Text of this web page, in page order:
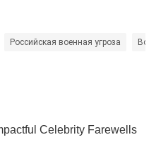
Российская военная угроза